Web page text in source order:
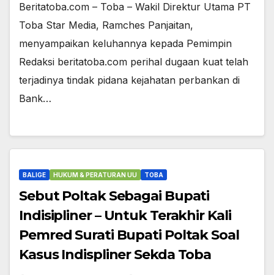
Beritatoba.com – Toba – Wakil Direktur Utama PT
Toba Star Media, Ramches Panjaitan,
menyampaikan keluhannya kepada Pemimpin
Redaksi beritatoba.com perihal dugaan kuat telah
terjadinya tindak pidana kejahatan perbankan di
Bank…
BALIGE HUKUM & PERATURAN UU TOBA
Sebut Poltak Sebagai Bupati
Indisipliner – Untuk Terakhir Kali
Pemred Surati Bupati Poltak Soal
Kasus Indispliner Sekda Toba